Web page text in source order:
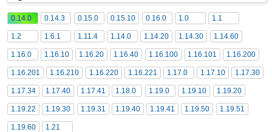
0.14.0 0.14.3 0.15.0 0.15.10 0.16.0 1.0 1.1
1.2 1.6.1 1.11.4 1.14.0 1.14.20 1.14.30 1.14.60
1.16.0 1.16.10 1.16.20 1.16.40 1.16.100 1.16.101 1.16.200
1.16.201 1.16.210 1.16.220 1.16.221 1.17.0 1.17.10 1.17.30
1.17.34 1.17.40 1.17.41 1.18.0 1.19.0 1.19.10 1.19.20
1.19.22 1.19.30 1.19.31 1.19.40 1.19.41 1.19.50 1.19.51
1.19.60 1.21